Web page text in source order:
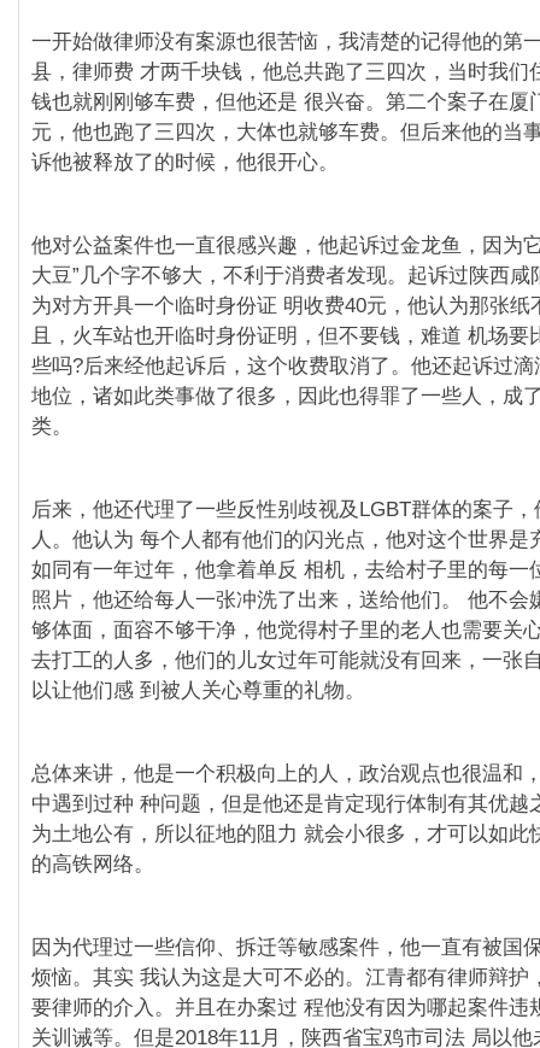
一开始做律师没有案源也很苦恼，我清楚的记得他的第
县，律师费 才两千块钱，他总共跑了三四次，当时我们
钱也就刚刚够⻋费，但他还是 很兴奋。第二个案子在厦
元，他也跑了三四次，大体也就够⻋费。但后来他的当
诉他被释放了的时候，他很开心。
他对公益案件也一直很感兴趣，他起诉过金⻰⻥，因为
大豆”几个字不够大，不利于消费者发现。起诉过陕⻄咸
为对方开具一个临时身份证 明收费40元，他认为那张纸
且，火⻋站也开临时身份证明，但不要钱，难道 机场要
些吗?后来经他起诉后，这个收费取消了。他还起诉过
地位，诸如此类事做了很多，因此也得罪了一些人，成
类。
后来，他还代理了一些反性别歧视及LGBT群体的案子
人。他认为 每个人都有他们的闪光点，他对这个世界是
如同有一年过年，他拿着单反 相机，去给村子里的每一
照片，他还给每人一张冲洗了出来，送给他们。 他不会
够体面，面容不够干净，他觉得村子里的老人也需要关
去打工的人多，他们的儿女过年可能就没有回来，一张
以让他们感 到被人关心尊重的礼物。
总体来讲，他是一个积极向上的人，政治观点也很温和
中遇到过种 种问题，但是他还是肯定现行体制有其优越
为土地公有，所以征地的阻力 就会小很多，才可以如此
的高铁网络。
因为代理过一些信仰、拆迁等敏感案件，他一直有被国
烦恼。其实 我认为这是大可不必的。江⻘都有律师辩护
要律师的介入。并且在办案过 程他没有因为哪起案件违
关训诫等。但是2018年11月，陕⻄省宝鸡市司法 局以